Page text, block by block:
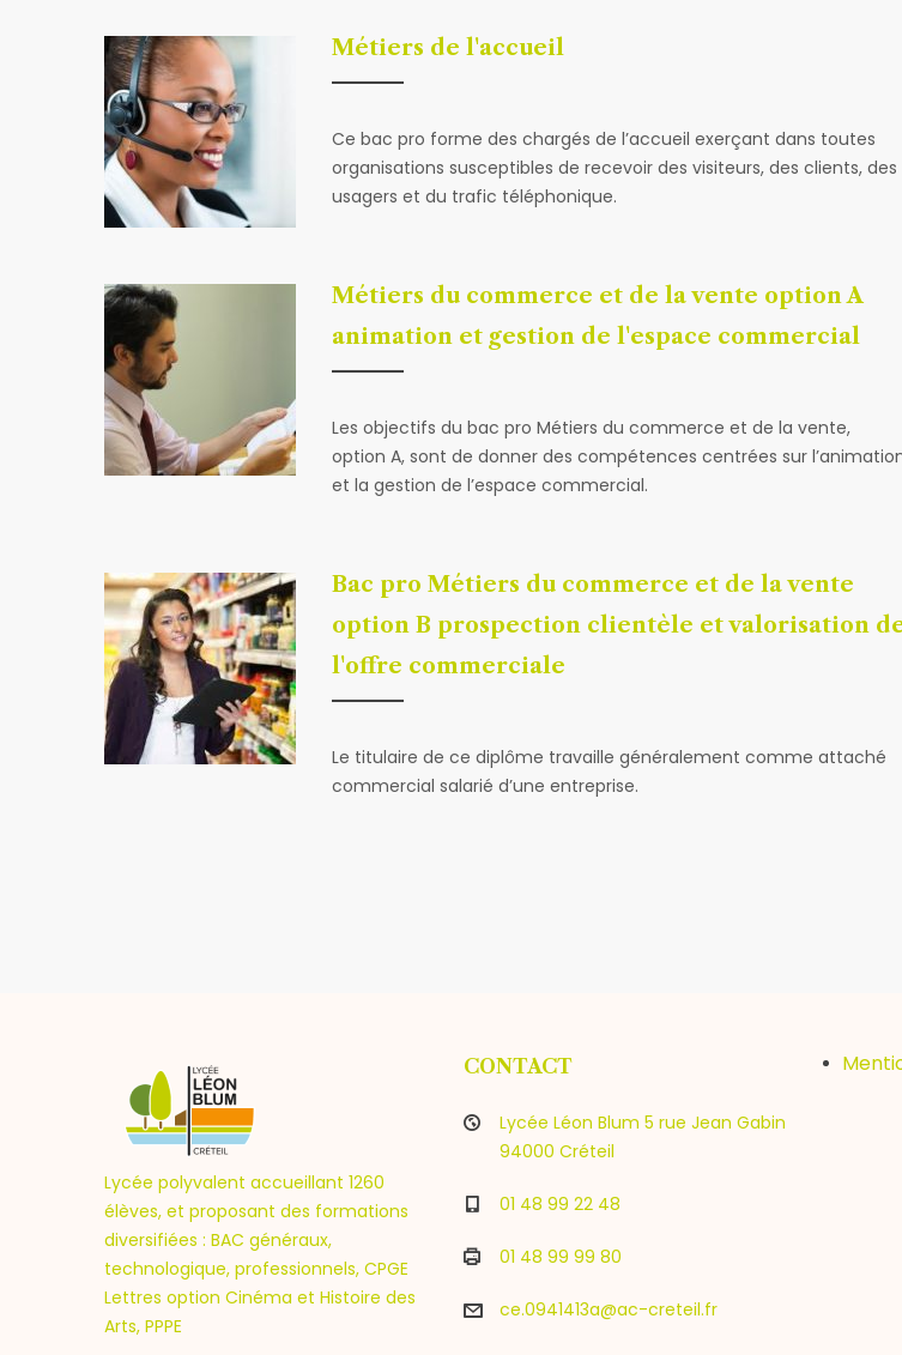
Métiers de l'accueil
Ce bac pro forme des chargés de l’accueil exerçant dans toutes
organisations susceptibles de recevoir des visiteurs, des clients, des
usagers et du trafic téléphonique.
Métiers du commerce et de la vente option A
animation et gestion de l'espace commercial
Les objectifs du bac pro Métiers du commerce et de la vente,
option A, sont de donner des compétences centrées sur
et la gestion de l’espace commercial.
Bac pro Métiers du commerce et de la vente
option B prospection clientèle et valorisation
l'offre commerciale
Le titulaire de ce diplôme travaille généralement comme attaché
commercial salarié d’une entreprise.
Lycée polyvalent accueillant 1260
élèves, et proposant des formations
diversifiées : BAC généraux,
technologique, professionnels, CPGE
Lettres option Cinéma et Histoire des
Arts, PPPE
CONTACT
Lycée Léon Blum 5 rue Jean Gabin
94000 Créteil
01 48 99 22 48
01 48 99 99 80
ce.0941413a@ac-creteil.fr